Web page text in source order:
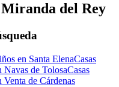
del Rey
en Santa ElenaCasas
Navas de TolosaCasas
de Cárdenas